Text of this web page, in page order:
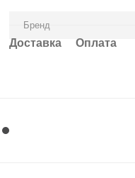
Бренд
Доставка Оплата